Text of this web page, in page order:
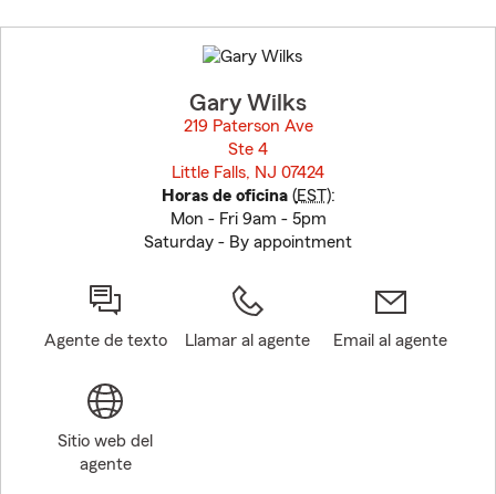
to
before
Gary Wilks
219 Paterson Ave
Ste 4
Little Falls, NJ 07424
Horas de oficina(EST):
Mon - Fri 9am - 5pm
Saturday - By appointment
Agente de texto Llamar al agente Email al agente
Sitio web del
agente